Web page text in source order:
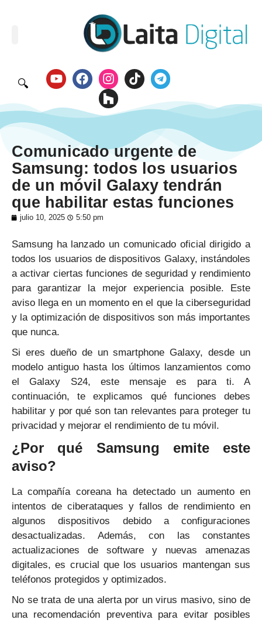
🔍
Comunicado urgente de
Samsung: todos los usuarios
de un móvil Galaxy tendrán
que habilitar estas funciones
julio 10, 2025 5:50 pm
Samsung ha lanzado un comunicado oficial dirigido a
todos los usuarios de dispositivos Galaxy, instándoles
a activar ciertas funciones de seguridad y rendimiento
para garantizar la mejor experiencia posible. Este
aviso llega en un momento en el que la ciberseguridad
y la optimización de dispositivos son más importantes
que nunca.
Si eres dueño de un smartphone Galaxy, desde un
modelo antiguo hasta los últimos lanzamientos como
el Galaxy S24, este mensaje es para ti. A
continuación, te explicamos qué funciones debes
habilitar y por qué son tan relevantes para proteger tu
privacidad y mejorar el rendimiento de tu móvil.
¿Por qué Samsung emite este
aviso?
La compañía coreana ha detectado un aumento en
intentos de ciberataques y fallos de rendimiento en
algunos dispositivos debido a configuraciones
desactualizadas. Además, con las constantes
actualizaciones de software y nuevas amenazas
digitales, es crucial que los usuarios mantengan sus
teléfonos protegidos y optimizados.
No se trata de una alerta por un virus masivo, sino de
una recomendación preventiva para evitar posibles